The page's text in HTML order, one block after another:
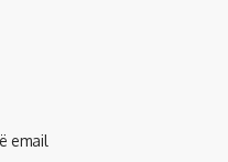
email